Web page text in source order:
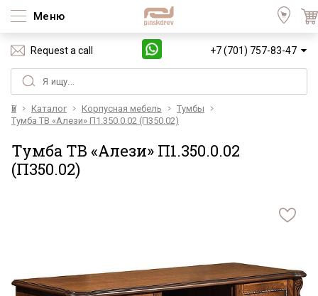
Меню
Request a call +7 (701) 757-83-47
Үй Каталог Корпусная мебель
Тумбы
Тумба ТВ «Алези» П1.350.0.02 (П350.02)
Тумба ТВ «Алези» П1.350.0.02
(П350.02)